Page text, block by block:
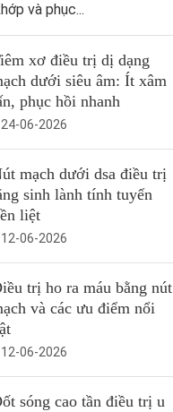
và phục...
xơ điều trị dị dạng
dưới siêu âm: Ít xâm
phục hồi nhanh
24-06-2026
mạch dưới dsa điều trị
sinh lành tính tuyến
liệt
12-06-2026
trị ho ra máu bằng nút
và các ưu điểm nổi
12-06-2026
sóng cao tần điều trị u